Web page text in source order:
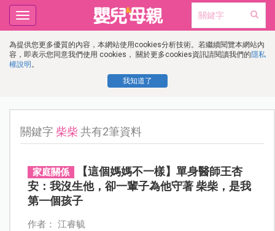
為提供您更多優質的內容，本網站使用cookies分析技術。若繼續閱覽本網站內
容，即表示您同意我們使用 cookies， 關於更多cookies資訊請閱讀我們的隱私
權說明 。
我知道了
Toggle
navigation
關鍵字 柴柴 共有2筆資料
家庭關係
【這個媽媽不一樣】單身醫師王杏
安：我沒生他，卻一輩子為他守著 柴柴，是我
第一個孩子
作者： 江睿毓